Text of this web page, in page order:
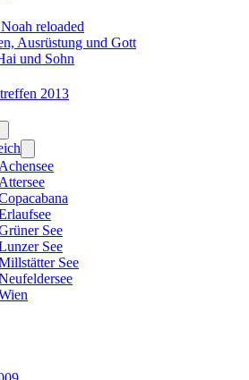
reloaded
Ausrüstung und Gott
und Sohn
2013
Achensee
Attersee
See
See
See